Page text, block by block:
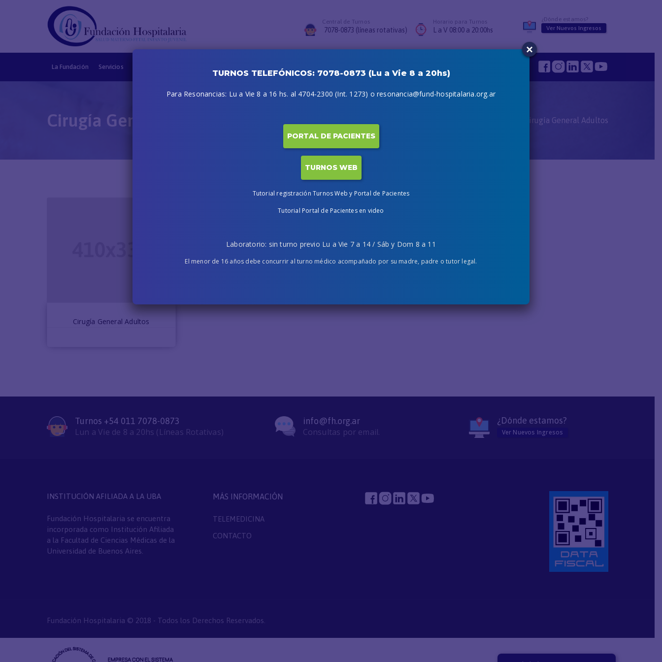
Central de Turnos
7078-0873 (líneas rotativas)
Horario para Turnos
L a V 08:00 a 20:00hs
¿Dónde estamos?
Ver Nuevos Ingresos
La Fundación Servicios
Cirugía General Adultos Cirugía General Adultos
Cirugía General Adultos
Turnos +54 011 7078-0873
Lun a Vie de 8 a 20hs (Líneas Rotativas)
info@fh.org.ar
Consultas por email.
¿Dónde estamos?
Ver Nuevos Ingresos
INSTITUCIÓN AFILIADA A LA UBA
Fundación Hospitalaria se encuentra
incorporada como Institución Afiliada
a la Facultad de Ciencias Médicas de la
Universidad de Buenos Aires.
MÁS INFORMACIÓN
TELEMEDICINA
CONTACTO
Fundación Hospitalaria © 2018 - Todos los Derechos Reservados.
TURNOS TELEFÓNICOS: 7078-0873 (Lu a Vie 8 a 20hs)
Para Resonancias: Lu a Vie 8 a 16 hs. al 4704-2300 (Int. 1273) o resonancia@fund-hospitalaria.org.ar
PORTAL DE PACIENTES
TURNOS WEB
Tutorial registración Turnos Web y Portal de Pacientes
Tutorial Portal de Pacientes en video
Laboratorio: sin turno previo Lu a Vie 7 a 14 / Sáb y Dom 8 a 11
El menor de 16 años debe concurrir al turno médico acompañado por su madre, padre o tutor legal.
×